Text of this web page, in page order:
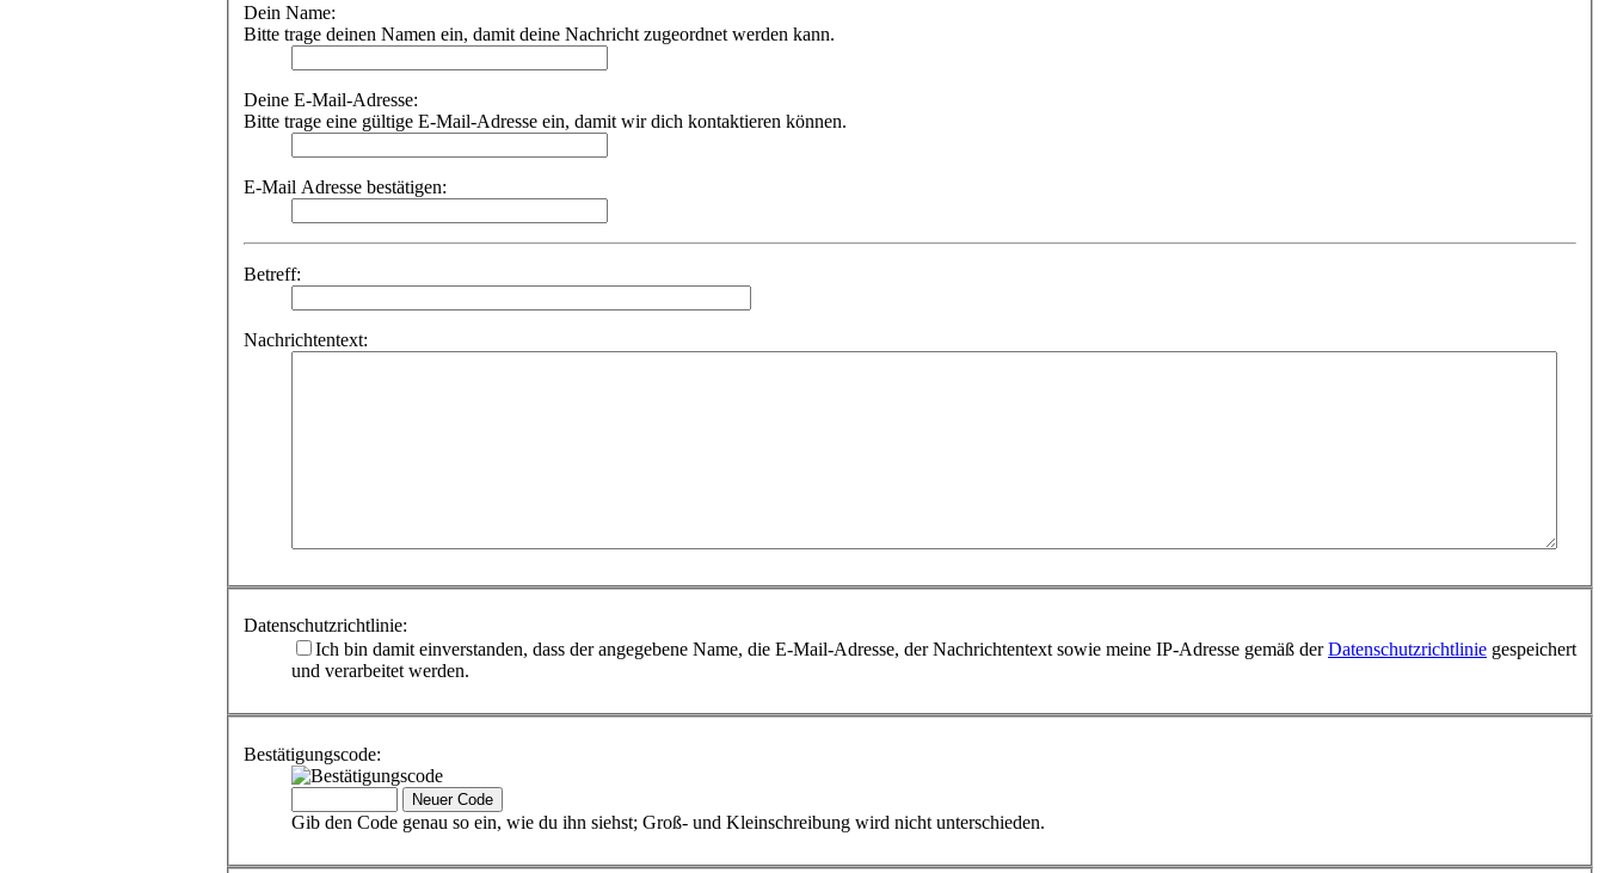
Dein Name:
Bitte trage deinen Namen ein, damit deine Nachricht zugeordnet werden kann.
Deine E-Mail-Adresse:
Bitte trage eine gültige E-Mail-Adresse ein, damit wir dich kontaktieren können.
E-Mail Adresse bestätigen:
Betreff:
Nachrichtentext:
Datenschutzrichtlinie:
Ich bin damit einverstanden, dass der angegebene Name, die E-Mail-Adresse, der Nachrichtentext sowie meine IP-Adresse gemäß derDatenschutzrichtlinie gespeichert
und verarbeitet werden.
Bestätigungscode:
Gib den Code genau so ein, wie du ihn siehst; Groß- und Kleinschreibung wird nicht unterschieden.